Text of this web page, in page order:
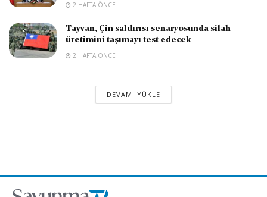
2 HAFTA ÖNCE
Tayvan, Çin saldırısı senaryosunda silah
üretimini taşımayı test edecek
2 HAFTA ÖNCE
DEVAMI YÜKLE